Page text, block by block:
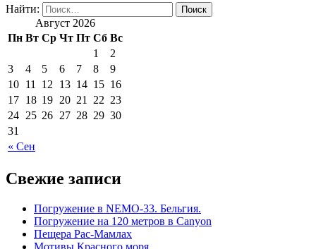
Найти:
Август 2026
Пн Вт Ср Чт Пт Сб Вс
« Сен
1
2
3
4 5 6 7 8
9
10 11 12 13 14 15 16
17 18 19 20 21 22 23
24 25 26 27 28 29 30
31
Свежие записи
Погружение в NEMO-33. Бельгия.
Погружение на 120 метров в Canyon
Пещера Рас-Мамлах
Мотивы Красного моря